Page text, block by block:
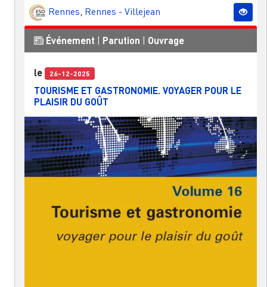
Rennes, Rennes - Villejean
Événement Parution Ouvrage
le 26-12-2025
TOURISME ET GASTRONOMIE. VOYAGER POUR LE
PLAISIR DU GOÛT